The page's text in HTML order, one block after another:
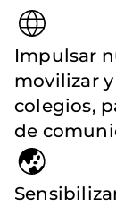
Impulsar
movilizar
colegios,
de